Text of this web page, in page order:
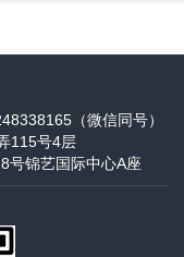
（微信同号）
115号4层
号锦艺国际中心A座